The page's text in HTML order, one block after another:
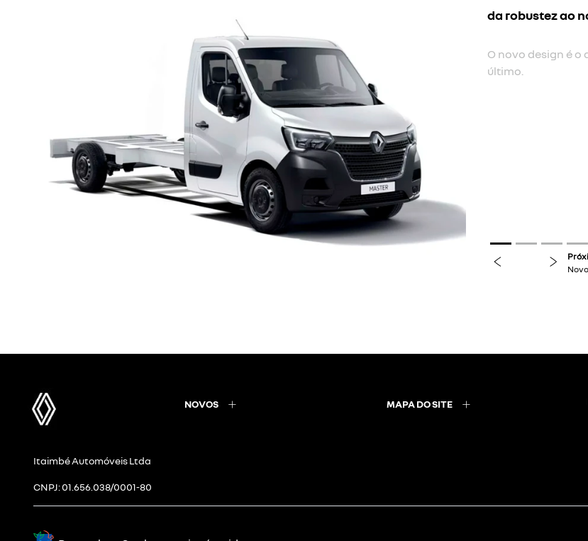
atenção primeiro. E que você vai esquecer por
NOVOS MAPA DO SITE
Itaimbé Automóveis Ltda
CNPJ: 01.656.038/0001-80